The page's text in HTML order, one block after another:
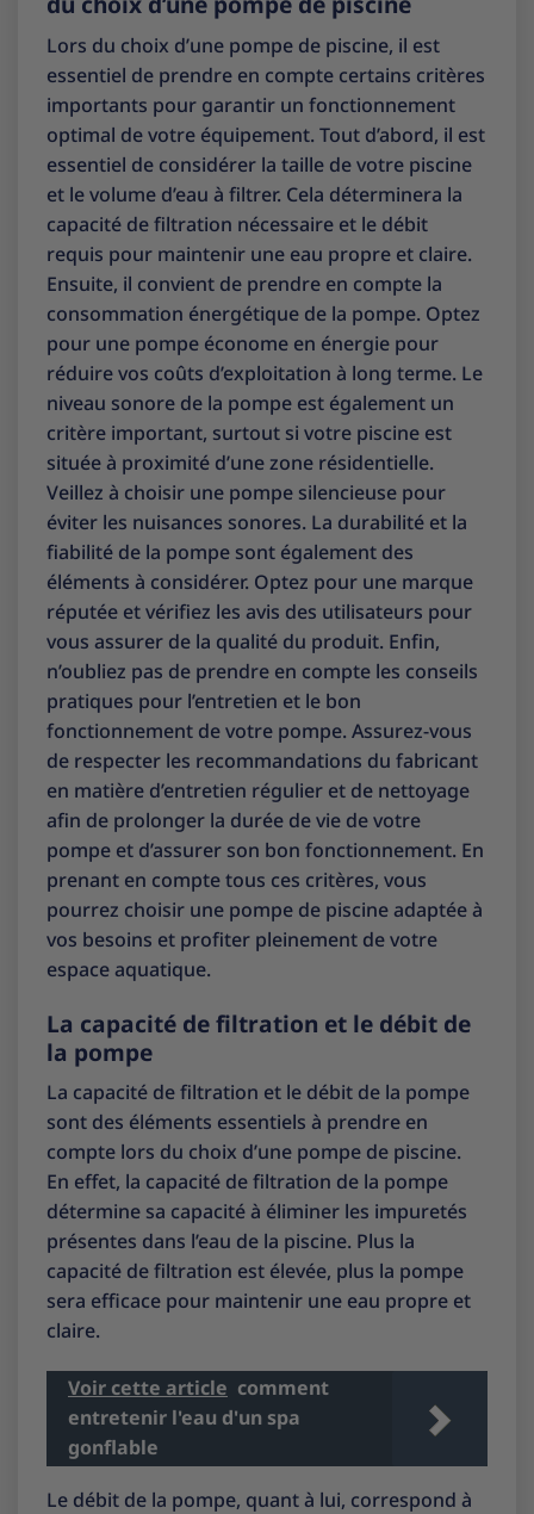
Lors du choix d’une pompe de piscine, il est
essentiel de prendre en compte certains critères
importants pour garantir un fonctionnement
optimal de votre équipement. Tout d’abord, il est
essentiel de considérer la taille de votre piscine
et le volume d’eau à filtrer. Cela déterminera la
capacité de filtration nécessaire et le débit
requis pour maintenir une eau propre et claire.
Ensuite, il convient de prendre en compte la
consommation énergétique de la pompe. Optez
pour une pompe économe en énergie pour
réduire vos coûts d’exploitation à long terme. Le
niveau sonore de la pompe est également un
critère important, surtout si votre piscine est
située à proximité d’une zone résidentielle.
Veillez à choisir une pompe silencieuse pour
éviter les nuisances sonores. La durabilité et la
fiabilité de la pompe sont également des
éléments à considérer. Optez pour une marque
réputée et vérifiez les avis des utilisateurs pour
vous assurer de la qualité du produit. Enfin,
n’oubliez pas de prendre en compte les conseils
pratiques pour l’entretien et le bon
fonctionnement de votre pompe. Assurez-vous
de respecter les recommandations du fabricant
en matière d’entretien régulier et de nettoyage
afin de prolonger la durée de vie de votre
pompe et d’assurer son bon fonctionnement. En
prenant en compte tous ces critères, vous
pourrez choisir une pompe de piscine adaptée à
vos besoins et profiter pleinement de votre
espace aquatique.
La capacité de filtration et le débit de
la pompe
La capacité de filtration et le débit de la pompe
sont des éléments essentiels à prendre en
compte lors du choix d’une pompe de piscine.
En effet, la capacité de filtration de la pompe
détermine sa capacité à éliminer les impuretés
présentes dans l’eau de la piscine. Plus la
capacité de filtration est élevée, plus la pompe
sera efficace pour maintenir une eau propre et
claire.
Voir cette article comment
entretenir l'eau d'un spa
gonflable
Le débit de la pompe, quant à lui, correspond à